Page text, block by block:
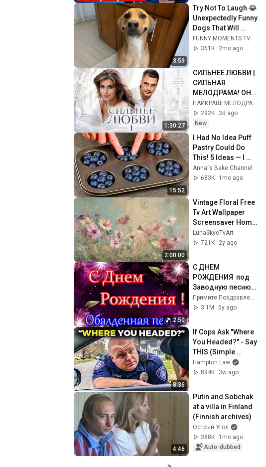
3:59
Try Not To Laugh 😂
Unexpectedly Funny
Dogs That Will
Make Your Day
FUNNY MOMENTS TV
361K
2mo ago
1:30:27
СИЛЬНЕЕ ЛЮБВИ |
СИЛЬНАЯ
МЕЛОДРАМА! ОНА
ПОЛЮБИЛА НЕ
ТОГО МУЖЧИНУ…
ВСЯ ПРАВДА
1
НАЙКРАЩІ МЕЛОДРАМИ
292K
3d ago
New
15:52
I Had No Idea Puff
Pastry Could Do
This! 5 Ideas — I
Learned This Trick
at an Expensive
Anna`s Bake Channel
683K
1mo ago
2:00:00
Vintage Floral Free
Tv Art Wallpaper
Screensaver Home
Decor Samsung Oil
Painting Digital
LunaSkyeTvArt
721K
2y ago
2:50
С ДНЕМ
РОЖДЕНИЯ  под
Заводную песню!
Красивое
поздравление С
3.1M
5y ago
8:36
If Cops Ask "Where
You Headed?" - Say
THIS (Simple
Phrase)
Hampton Law
894K
3w ago
4:46
Putin and Sobchak
at a villa in Finland
(Finnish archives)
Острый Угол
388K
1mo ago
Auto-dubbed